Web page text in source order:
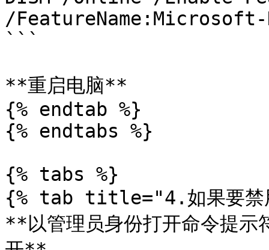
/FeatureName:Microsoft-
```
**重启电脑**
{% endtab %}
{% endtabs %}
{% tabs %}
{% tab title="4.如果要禁
**以管理员身份打开命令提